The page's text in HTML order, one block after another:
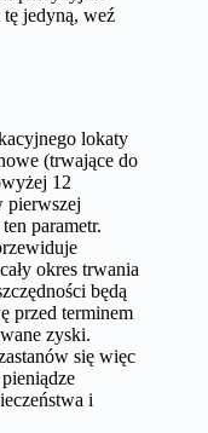
jedyną, weź
lokaty
(trwające do
12
pierwszej
parametr.
okres trwania
będą
przed terminem
zyski.
się więc
i